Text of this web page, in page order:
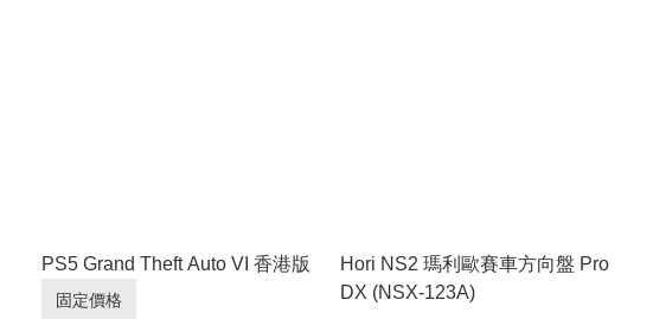
PS5 Grand Theft Auto VI 香港版
固定價格
Hori NS2 瑪利歐賽車方向盤 Pro
DX (NSX-123A)